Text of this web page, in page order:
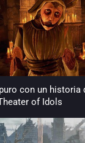
con un historia
of Idols